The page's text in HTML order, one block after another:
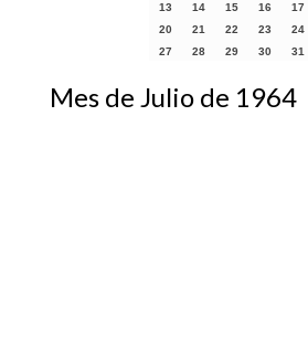
13
14 15 16 17
20
21 22 23 24
27
28 29 30 31
Mes de Julio de 1964